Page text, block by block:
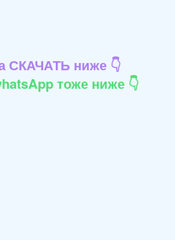
СКАЧАТЬ ниже 👇
тоже ниже 👇